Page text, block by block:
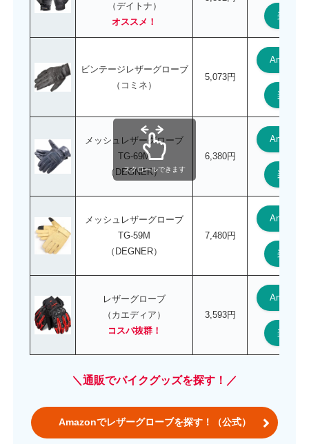
（デイトナ）
オススメ！
楽天
ビンテージレザーグローブ
（コミネ）
5,073円
Amazon
楽天
メッシュレザーグローブ
TG-69M
（DEGNER）
6,380円
Amazon
楽天
メッシュレザーグローブ
TG-59M
（DEGNER）
7,480円
Amazon
楽天
レザーグローブ
（カエディア）
コスパ抜群！
3,593円
Amazon
楽天
スクロールできます
＼通販でバイクグッズを探す！／
Amazonでレザーグローブを探す！（公式）